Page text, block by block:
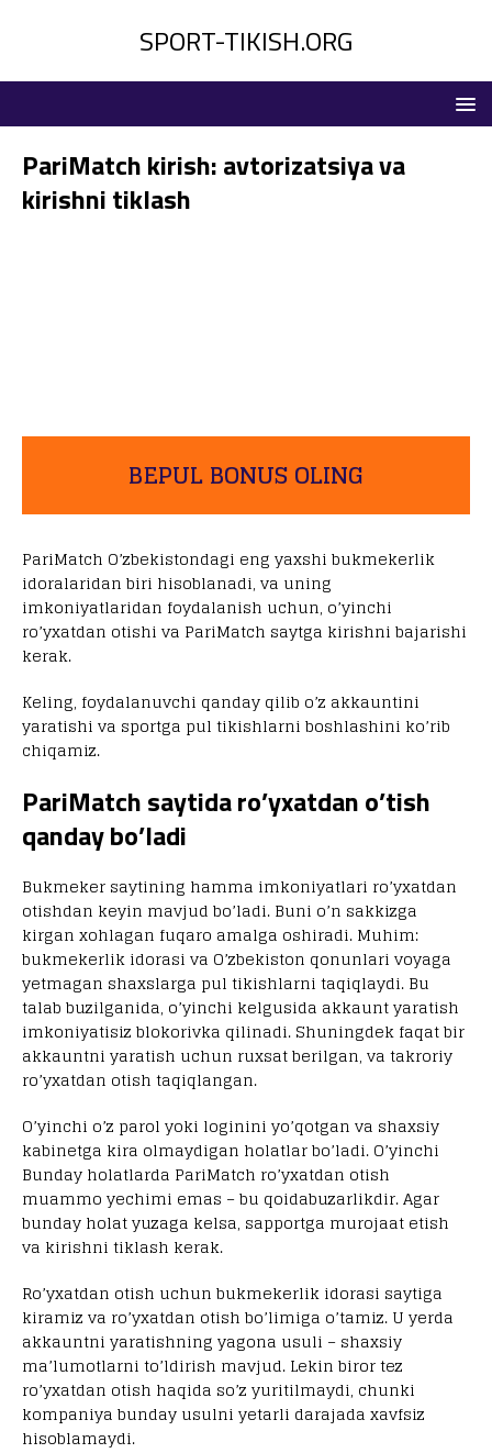
SPORT-TIKISH.ORG
PariMatch kirish: avtorizatsiya va
kirishni tiklash
BEPUL BONUS OLING
PariMatch O’zbekistondagi eng yaxshi bukmekerlik
idoralaridan biri hisoblanadi, va uning
imkoniyatlaridan foydalanish uchun, o’yinchi
ro’yxatdan otishi va PariMatch saytga kirishni bajarishi
kerak.
Keling, foydalanuvchi qanday qilib o’z akkauntini
yaratishi va sportga pul tikishlarni boshlashini ko’rib
chiqamiz.
PariMatch saytida ro’yxatdan o’tish
qanday bo’ladi
Bukmeker saytining hamma imkoniyatlari ro’yxatdan
otishdan keyin mavjud bo’ladi. Buni o’n sakkizga
kirgan xohlagan fuqaro amalga oshiradi. Muhim:
bukmekerlik idorasi va O’zbekiston qonunlari voyaga
yetmagan shaxslarga pul tikishlarni taqiqlaydi. Bu
talab buzilganida, o’yinchi kelgusida akkaunt yaratish
imkoniyatisiz blokorivka qilinadi. Shuningdek faqat bir
akkauntni yaratish uchun ruxsat berilgan, va takroriy
ro’yxatdan otish taqiqlangan.
O’yinchi o’z parol yoki loginini yo’qotgan va shaxsiy
kabinetga kira olmaydigan holatlar bo’ladi. O’yinchi
Bunday holatlarda PariMatch ro’yxatdan otish
muammo yechimi emas – bu qoidabuzarlikdir. Agar
bunday holat yuzaga kelsa, sapportga murojaat etish
va kirishni tiklash kerak.
Ro’yxatdan otish uchun bukmekerlik idorasi saytiga
kiramiz va ro’yxatdan otish bo’limiga o’tamiz. U yerda
akkauntni yaratishning yagona usuli – shaxsiy
ma’lumotlarni to’ldirish mavjud. Lekin biror tez
ro’yxatdan otish haqida so’z yuritilmaydi, chunki
kompaniya bunday usulni yetarli darajada xavfsiz
hisoblamaydi.